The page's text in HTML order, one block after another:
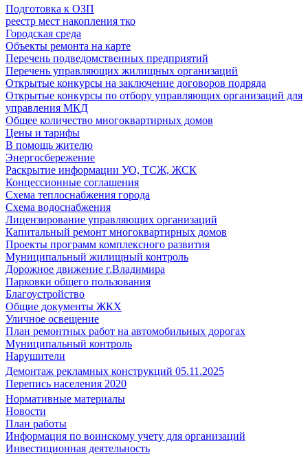
Подготовка к ОЗП
реестр мест накопления тко
Городская среда
Объекты ремонта на карте
Перечень подведомственных предприятий
Перечень управляющих жилищных организаций
Открытые конкурсы на заключение договоров подряда
Открытые конкурсы по отбору управляющих организаций для
управления МКД
Общее количество многоквартирных домов
Цены и тарифы
В помощь жителю
Энергосбережение
Раскрытие информации УО, ТСЖ, ЖСК
Концессионные соглашения
Схема теплоснабжения города
Схема водоснабжения
Лицензирование управляющих организаций
Капитальный ремонт многоквартирных домов
Проекты программ комплексного развития
Муниципальный жилищный контроль
Дорожное движение г.Владимира
Парковки общего пользования
Благоустройство
Общие документы ЖКХ
Уличное освещение
План ремонтных работ на автомобильных дорогах
Муниципальный контроль
Нарушители
Демонтаж рекламных конструкций 05.11.2025
Перепись населения 2020
Нормативные материалы
Новости
План работы
Информация по воинскому учету для организаций
Инвестиционная деятельность